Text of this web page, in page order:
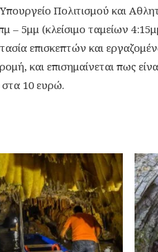
Πολιτισμού και
– 5μμ (κλείσιμο ταμείων
επισκεπτών και
και επισημαίνεται πως
στα 10 ευρώ.